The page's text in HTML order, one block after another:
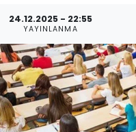
24.12.2025 - 22:55
YAYINLANMA